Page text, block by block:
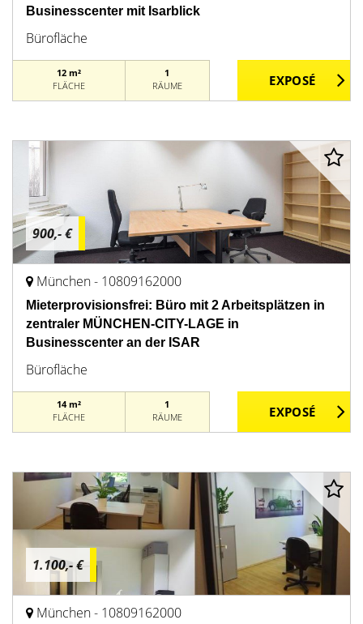
Businesscenter mit Isarblick
Bürofläche
12 m²
FLÄCHE
1
RÄUME
900,- €
München - 10809162000
Mieterprovisionsfrei: Büro mit 2 Arbeitsplätzen in
zentraler MÜNCHEN-CITY-LAGE in
Businesscenter an der ISAR
Bürofläche
14 m²
FLÄCHE
1
RÄUME
1.100,- €
München - 10809162000